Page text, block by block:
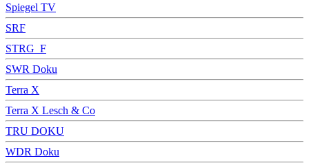
Spiegel TV
SRF
STRG_F
SWR Doku
Terra X
Terra X Lesch & Co
TRU DOKU
WDR Doku